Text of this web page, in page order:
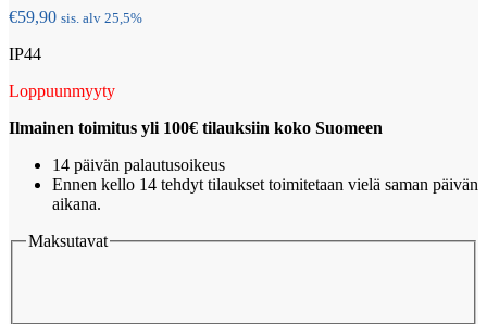
€59,90 sis. alv 25,5%
IP44
Loppuunmyyty
Ilmainen toimitus yli 100€ tilauksiin koko Suomeen
14 päivän palautusoikeus
Ennen kello 14 tehdyt tilaukset toimitetaan vielä saman päivän
aikana.
Maksutavat